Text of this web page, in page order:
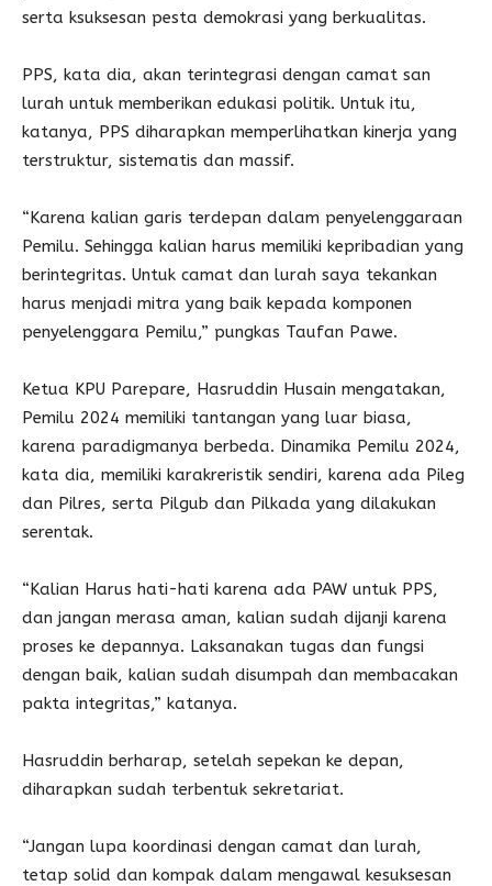
serta ksuksesan pesta demokrasi yang berkualitas.
PPS, kata dia, akan terintegrasi dengan camat san
lurah untuk memberikan edukasi politik. Untuk itu,
katanya, PPS diharapkan memperlihatkan kinerja yang
terstruktur, sistematis dan massif.
“Karena kalian garis terdepan dalam penyelenggaraan
Pemilu. Sehingga kalian harus memiliki kepribadian yang
berintegritas. Untuk camat dan lurah saya tekankan
harus menjadi mitra yang baik kepada komponen
penyelenggara Pemilu,” pungkas Taufan Pawe.
Ketua KPU Parepare, Hasruddin Husain mengatakan,
Pemilu 2024 memiliki tantangan yang luar biasa,
karena paradigmanya berbeda. Dinamika Pemilu 2024,
kata dia, memiliki karakreristik sendiri, karena ada Pileg
dan Pilres, serta Pilgub dan Pilkada yang dilakukan
serentak.
“Kalian Harus hati-hati karena ada PAW untuk PPS,
dan jangan merasa aman, kalian sudah dijanji karena
proses ke depannya. Laksanakan tugas dan fungsi
dengan baik, kalian sudah disumpah dan membacakan
pakta integritas,” katanya.
Hasruddin berharap, setelah sepekan ke depan,
diharapkan sudah terbentuk sekretariat.
“Jangan lupa koordinasi dengan camat dan lurah,
tetap solid dan kompak dalam mengawal kesuksesan